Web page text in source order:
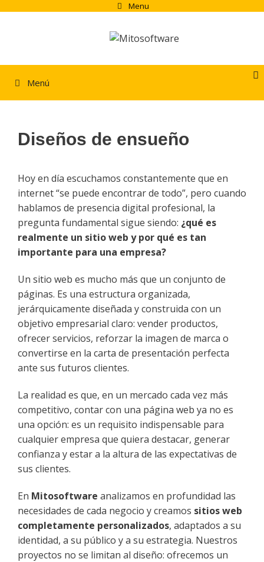
Menu
Menú
Diseños de ensueño
Hoy en día escuchamos constantemente que en
internet “se puede encontrar de todo”, pero cuando
hablamos de presencia digital profesional, la
pregunta fundamental sigue siendo: ¿qué es
realmente un sitio web y por qué es tan
importante para una empresa?
Un sitio web es mucho más que un conjunto de
páginas. Es una estructura organizada,
jerárquicamente diseñada y construida con un
objetivo empresarial claro: vender productos,
ofrecer servicios, reforzar la imagen de marca o
convertirse en la carta de presentación perfecta
ante sus futuros clientes.
La realidad es que, en un mercado cada vez más
competitivo, contar con una página web ya no es
una opción: es un requisito indispensable para
cualquier empresa que quiera destacar, generar
confianza y estar a la altura de las expectativas de
sus clientes.
En Mitosoftware analizamos en profundidad las
necesidades de cada negocio y creamos sitios web
completamente personalizados, adaptados a su
identidad, a su público y a su estrategia. Nuestros
proyectos no se limitan al diseño: ofrecemos un